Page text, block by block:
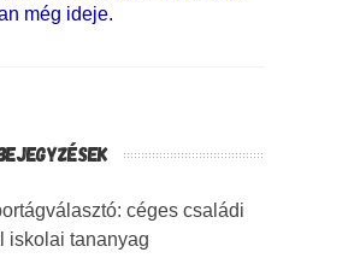
még ideje.
céges családi
iskolai tananyag